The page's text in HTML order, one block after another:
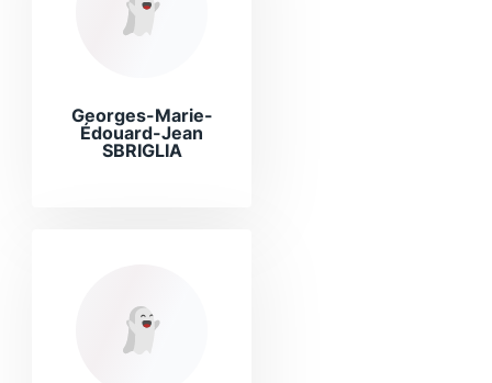
Georges-Marie-
Édouard-Jean
SBRIGLIA